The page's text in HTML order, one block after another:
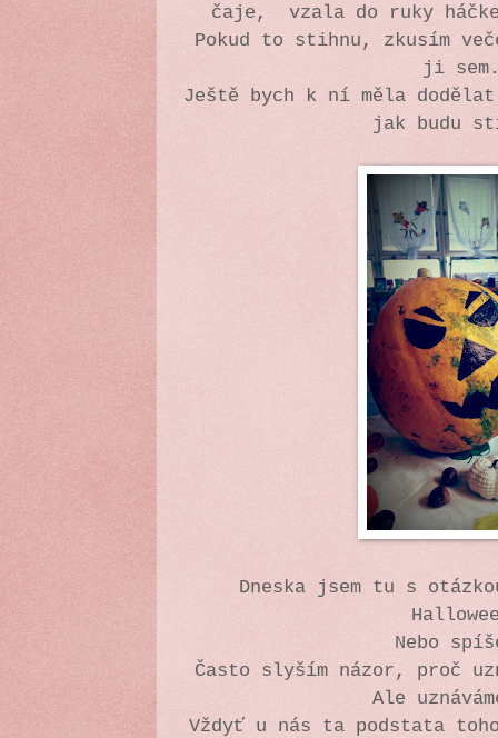
čaje, vzala do ruky
Pokud to stihnu, zkusím
ji
Ještě bych k ní měla
jak budu
Dneska jsem tu s
Nebo
Často slyším názor, proč
Ale
Vždyť u nás ta podstata